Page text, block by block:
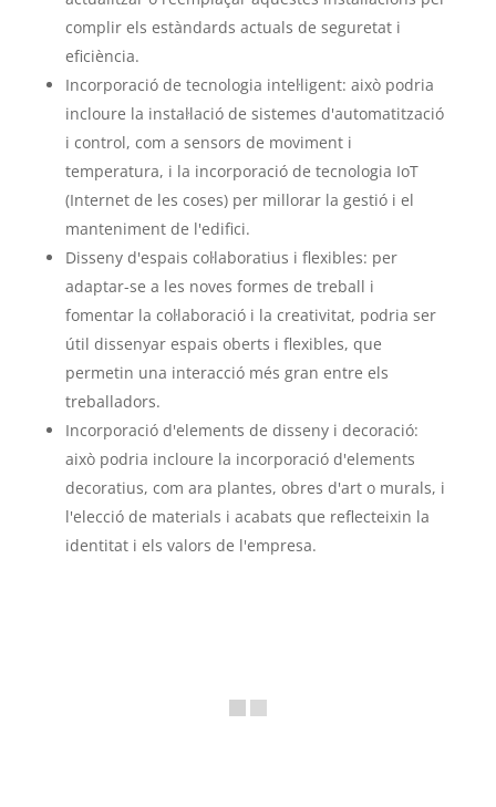
complir els estàndards actuals de seguretat i
eficiència.
Incorporació de tecnologia intel·ligent: això podria
incloure la instal·lació de sistemes d'automatització
i control, com a sensors de moviment i
temperatura, i la incorporació de tecnologia IoT
(Internet de les coses) per millorar la gestió i el
manteniment de l'edifici.
Disseny d'espais col·laboratius i flexibles: per
adaptar-se a les noves formes de treball i
fomentar la col·laboració i la creativitat, podria ser
útil dissenyar espais oberts i flexibles, que
permetin una interacció més gran entre els
treballadors.
Incorporació d'elements de disseny i decoració:
això podria incloure la incorporació d'elements
decoratius, com ara plantes, obres d'art o murals, i
l'elecció de materials i acabats que reflecteixin la
identitat i els valors de l'empresa.